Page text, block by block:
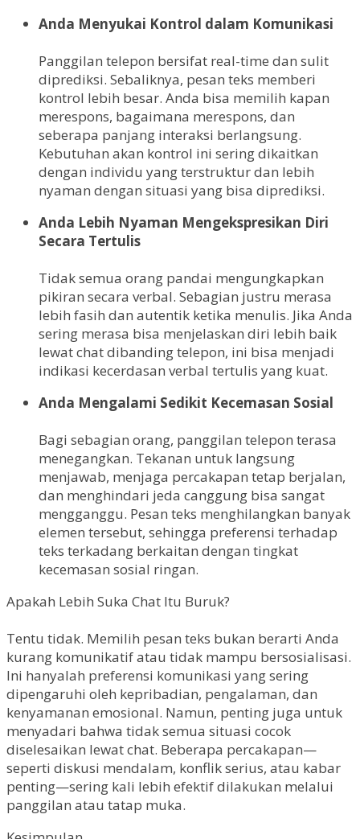
Anda Menyukai Kontrol dalam Komunikasi
Panggilan telepon bersifat real-time dan sulit
diprediksi. Sebaliknya, pesan teks memberi
kontrol lebih besar. Anda bisa memilih kapan
merespons, bagaimana merespons, dan
seberapa panjang interaksi berlangsung.
Kebutuhan akan kontrol ini sering dikaitkan
dengan individu yang terstruktur dan lebih
nyaman dengan situasi yang bisa diprediksi.
Anda Lebih Nyaman Mengekspresikan Diri
Secara Tertulis
Tidak semua orang pandai mengungkapkan
pikiran secara verbal. Sebagian justru merasa
lebih fasih dan autentik ketika menulis. Jika Anda
sering merasa bisa menjelaskan diri lebih baik
lewat chat dibanding telepon, ini bisa menjadi
indikasi kecerdasan verbal tertulis yang kuat.
Anda Mengalami Sedikit Kecemasan Sosial
Bagi sebagian orang, panggilan telepon terasa
menegangkan. Tekanan untuk langsung
menjawab, menjaga percakapan tetap berjalan,
dan menghindari jeda canggung bisa sangat
mengganggu. Pesan teks menghilangkan banyak
elemen tersebut, sehingga preferensi terhadap
teks terkadang berkaitan dengan tingkat
kecemasan sosial ringan.
Apakah Lebih Suka Chat Itu Buruk?
Tentu tidak. Memilih pesan teks bukan berarti Anda
kurang komunikatif atau tidak mampu bersosialisasi.
Ini hanyalah preferensi komunikasi yang sering
dipengaruhi oleh kepribadian, pengalaman, dan
kenyamanan emosional. Namun, penting juga untuk
menyadari bahwa tidak semua situasi cocok
diselesaikan lewat chat. Beberapa percakapan—
seperti diskusi mendalam, konflik serius, atau kabar
penting—sering kali lebih efektif dilakukan melalui
panggilan atau tatap muka.